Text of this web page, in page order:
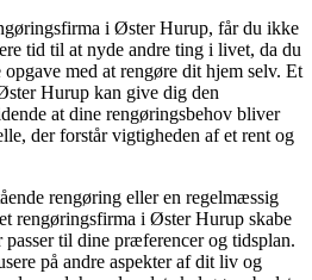
i Øster Hurup, får du ikke
tid til at nyde andre ting i livet, da du
med at rengøre dit hjem selv. Et
Hurup kan give dig den
at dine rengøringsbehov bliver
der forstår vigtigheden af et rent og
rengøring eller en regelmæssig
rengøringsfirma i Øster Hurup skabe
til dine præferencer og tidsplan.
på andre aspekter af dit liv og